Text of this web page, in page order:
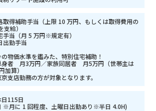
得補助手当（上限 10 万円、もしくは取得費用の
支給）
当（月 5 万円※規定有）
勤手当
物価水準を鑑みた、特別住宅補助！
者 月3万円／家族同居者 月5万円（世帯主は
加算）
支店勤務の方が対象となります。
115日
※月に 1 回程度、土曜日出勤あり※半日 4.0H)